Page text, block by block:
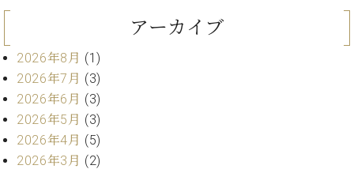
シ
ュ
タ
イ
ン
コ
ン
タ
イ
シ
ュ
ー
レ
レ
ッ
ン
イ
ベ
ン
ン・
シュ
ーレ
音楽
問
合
せ
アーカイブ
2026年8月 (1)
2026年7月 (3)
2026年6月 (3)
2026年5月 (3)
2026年4月 (5)
2026年3月 (2)